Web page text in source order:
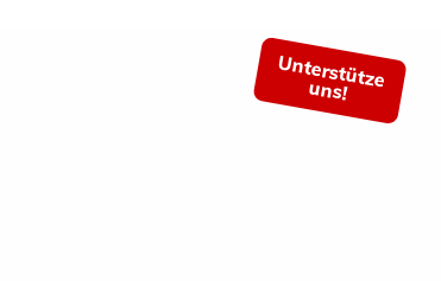
Unterstütze
uns!